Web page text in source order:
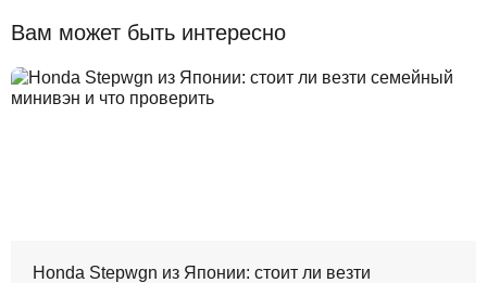
Вам может быть интересно
Honda Stepwgn из Японии: стоит ли везти